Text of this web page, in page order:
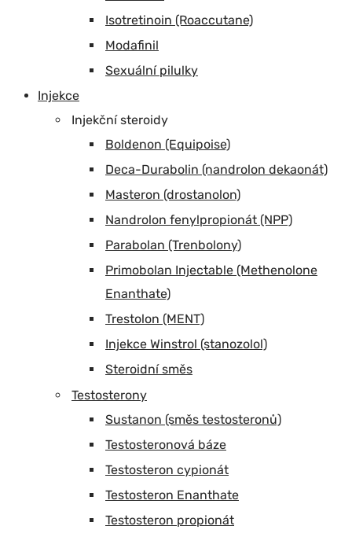
Isotretinoin (Roaccutane)
Modafinil
Sexuální pilulky
Injekce
Injekční steroidy
Boldenon (Equipoise)
Deca-Durabolin (nandrolon dekaonát)
Masteron (drostanolon)
Nandrolon fenylpropionát (NPP)
Parabolan (Trenbolony)
Primobolan Injectable (Methenolone
Enanthate)
Trestolon (MENT)
Injekce Winstrol (stanozolol)
Steroidní směs
Testosterony
Sustanon (směs testosteronů)
Testosteronová báze
Testosteron cypionát
Testosteron Enanthate
Testosteron propionát